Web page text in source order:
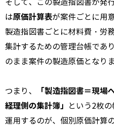
そして、この製造指図書が発
は原価計算表が案件ごとに用
製造指図書ごとに材料費・労
集計するための管理台帳であ
のまま案件の製造原価となりま
つまり、
「製造指図書＝現場
経理側の集計簿」
という2枚
運用するのが、個別原価計算